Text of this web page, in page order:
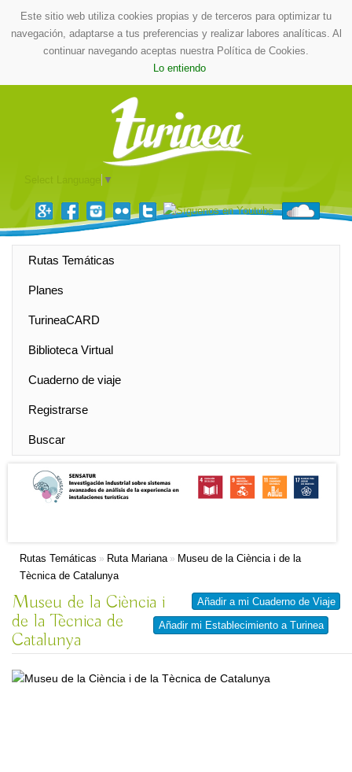
Este sitio web utiliza cookies propias y de terceros para optimizar tu
navegación, adaptarse a tus preferencias y realizar labores analíticas. Al
continuar navegando aceptas nuestra Política de Cookies.
Lo entiendo
▼
Rutas Temáticas
Planes
TurineaCARD
Biblioteca Virtual
Cuaderno de viaje
Registrarse
Buscar
Rutas Temáticas » Ruta Mariana» Museu de la Ciència i de la
Tècnica de Catalunya
Añadir a mi Cuaderno de Viaje
Añadir mi Establecimiento a Turinea
Museu de la Ciència i
de la Tècnica de
Catalunya